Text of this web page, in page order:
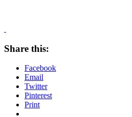
Share this:
Facebook
Email
Twitter
Pinterest
Print